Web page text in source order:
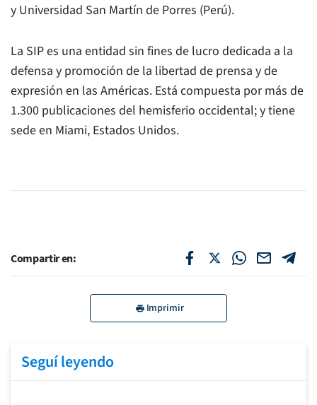
y Universidad San Martín de Porres (Perú).
La SIP es una entidad sin fines de lucro dedicada a la
defensa y promoción de la libertad de prensa y de
expresión en las Américas. Está compuesta por más de
1.300 publicaciones del hemisferio occidental; y tiene
sede en Miami, Estados Unidos.
Compartir en:
Imprimir
Seguí leyendo